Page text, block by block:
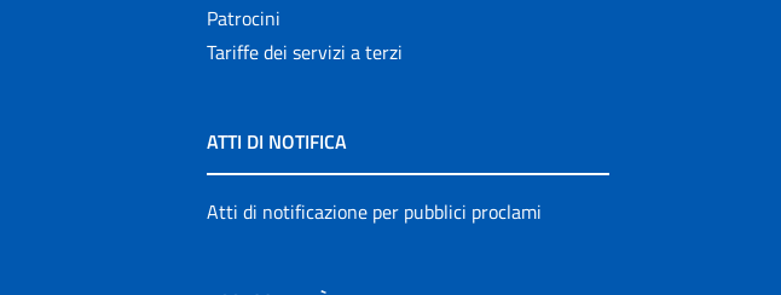
Patrocini
Tariffe dei servizi a terzi
ATTI DI NOTIFICA
Atti di notificazione per pubblici proclami